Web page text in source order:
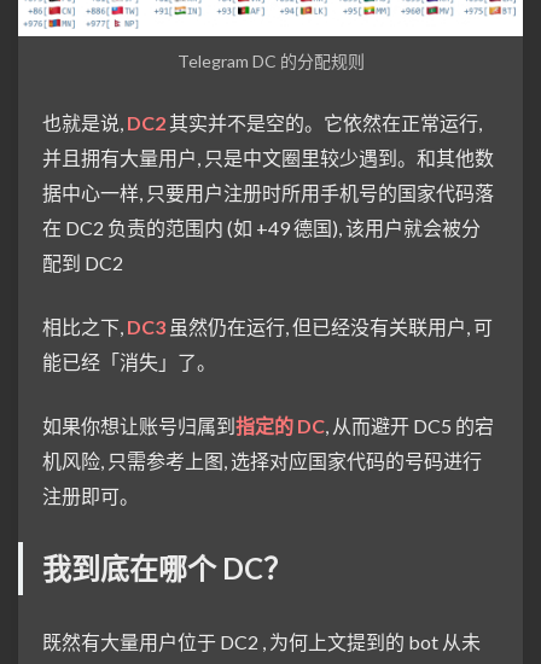
Telegram DC 的分配规则
也就是说, DC2 其实并不是空的。它依然在正常运行,
并且拥有大量用户, 只是中文圈里较少遇到。和其他数
据中心一样, 只要用户注册时所用手机号的国家代码落
在 DC2 负责的范围内 (如 +49 德国), 该用户就会被分
配到 DC2
相比之下, DC3 虽然仍在运行, 但已经没有关联用户, 可
能已经「消失」了。
如果你想让账号归属到指定的 DC, 从而避开 DC5 的宕
机风险, 只需参考上图, 选择对应国家代码的号码进行
注册即可。
我到底在哪个 DC？
既然有大量用户位于 DC2 , 为何上文提到的 bot 从未